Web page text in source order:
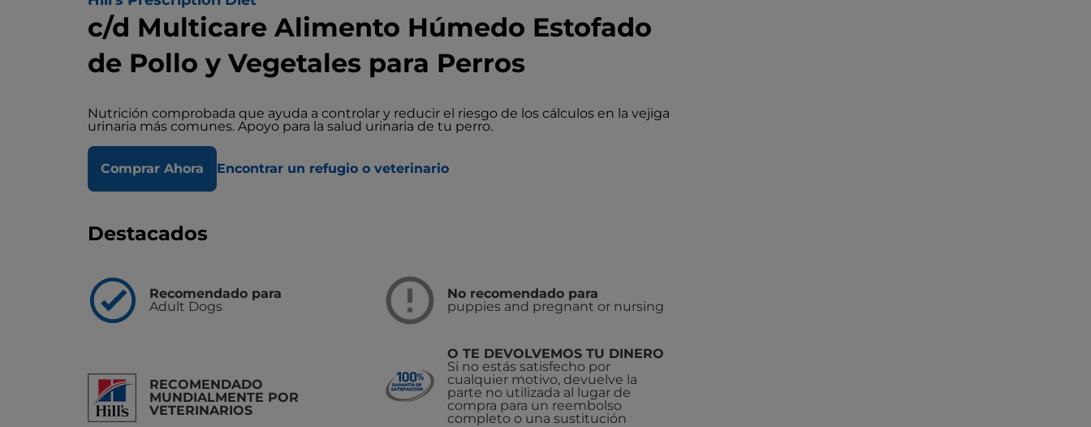
c/d Multicare Alimento Húmedo Estofado
de Pollo y Vegetales para Perros
Nutrición comprobada que ayuda a controlar y reducir el riesgo de los cálculos en la vejiga
urinaria más comunes. Apoyo para la salud urinaria de tu perro.
Comprar Ahora Encontrar un refugio o veterinario
Destacados
Recomendado para
Adult Dogs
No recomendado para
puppies and pregnant or nursing
RECOMENDADO
MUNDIALMENTE POR
VETERINARIOS
O TE DEVOLVEMOS TU DINERO
Si no estás satisfecho por
cualquier motivo, devuelve la
parte no utilizada al lugar de
compra para un reembolso
completo o una sustitución